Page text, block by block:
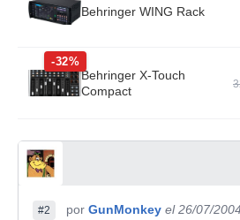
Behringer WING Rack
-32%
Behringer X-Touch
Compact
#2 por GunMonkey el 26/07/2004